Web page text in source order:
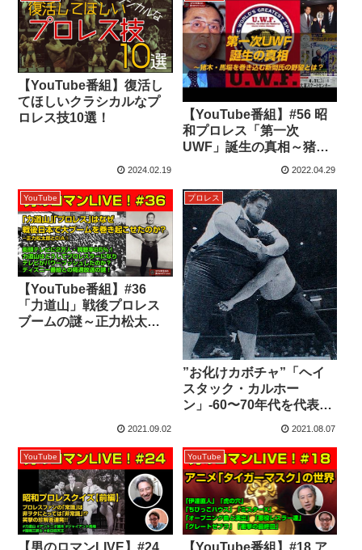
【YouTube番組】復活し
てほしいクラシカルなプ
ロレス技10選！
2024.02.19
【YouTube番組】#56 昭
和プロレス「第一次
UWF」誕生の真相～猪
木・馬場を巻き込む新間
2022.04.29
YouTube
【YouTube番組】#36
「力道山」戦後プロレス
ブームの謎～正力松太郎
2021.09.02
プロレス
”お化けカボチャ”「ヘイ
スタック・カルホー
ン」-60〜70年代を代表す
る超巨漢レスラー”人間空
2021.08.07
YouTube YouTube